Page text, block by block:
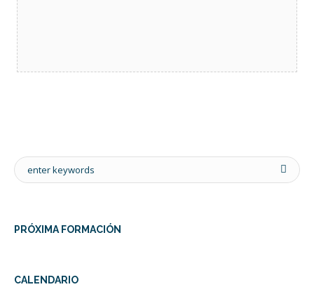
PRÓXIMA FORMACIÓN
CALENDARIO